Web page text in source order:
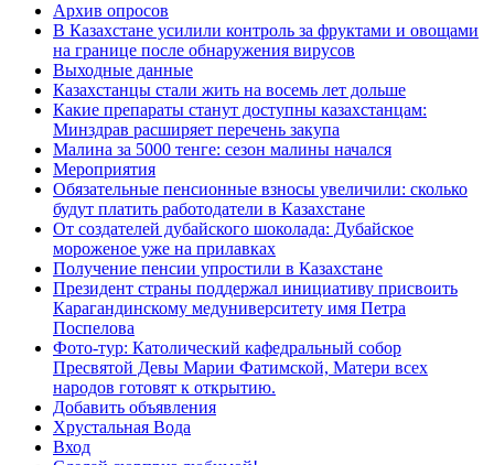
Архив опросов
В Казахстане усилили контроль за фруктами и овощами
на границе после обнаружения вирусов
Выходные данные
Казахстанцы стали жить на восемь лет дольше
Какие препараты станут доступны казахстанцам:
Минздрав расширяет перечень закупа
Малина за 5000 тенге: сезон малины начался
Мероприятия
Обязательные пенсионные взносы увеличили: сколько
будут платить работодатели в Казахстане
От создателей дубайского шоколада: Дубайское
мороженое уже на прилавках
Получение пенсии упростили в Казахстане
Президент страны поддержал инициативу присвоить
Карагандинскому медуниверситету имя Петра
Поспелова
Фото-тур: Католический кафедральный собор
Пресвятой Девы Марии Фатимской, Матери всех
народов готовят к открытию.
Добавить объявления
Хрустальная Вода
Вход